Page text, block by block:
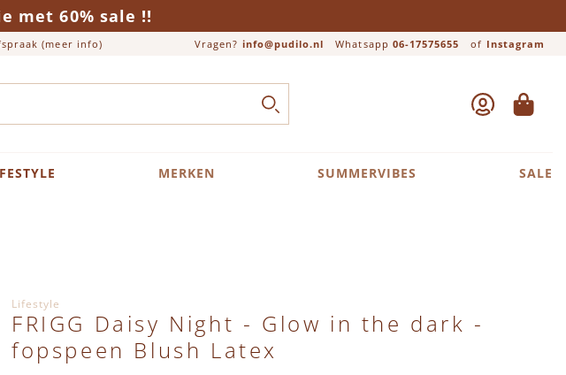
met 60% sale !!
(meer info) Vragen? info@pudilo.nl Whatsapp 06-17575655 of Instagram
Close search
ZOEK ACCOUNT
MERKEN SUMMERVIBES SALE
Lifestyle
FRIGG Daisy Night - Glow in the dark -
fopspeen Blush Latex